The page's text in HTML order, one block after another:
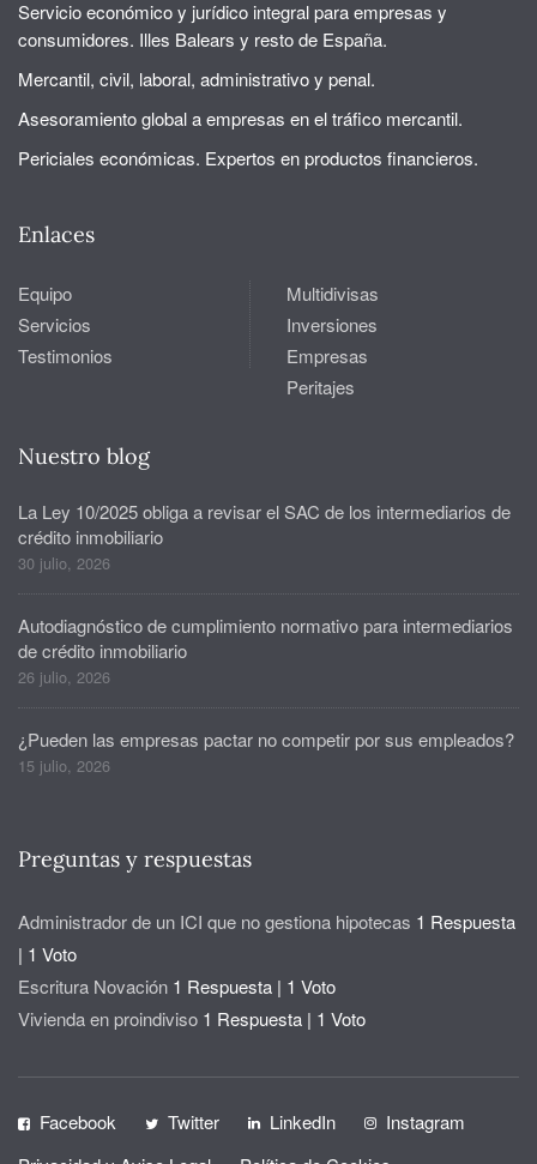
Servicio económico y jurídico integral para empresas y
consumidores. Illes Balears y resto de España.
Mercantil, civil, laboral, administrativo y penal.
Asesoramiento global a empresas en el tráfico mercantil.
Periciales económicas. Expertos en productos financieros.
Enlaces
Equipo
Servicios
Testimonios
Multidivisas
Inversiones
Empresas
Peritajes
Nuestro blog
La Ley 10/2025 obliga a revisar el SAC de los intermediarios de
crédito inmobiliario
30 julio, 2026
Autodiagnóstico de cumplimiento normativo para intermediarios
de crédito inmobiliario
26 julio, 2026
¿Pueden las empresas pactar no competir por sus empleados?
15 julio, 2026
Preguntas y respuestas
Administrador de un ICI que no gestiona hipotecas 1 Respuesta
| 1 Voto
Escritura Novación 1 Respuesta | 1 Voto
Vivienda en proindiviso 1 Respuesta | 1 Voto
Facebook Twitter LinkedIn
Instagram